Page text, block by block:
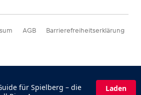
AGB Barrierefreiheitserklärung
für Spielberg – die
Laden